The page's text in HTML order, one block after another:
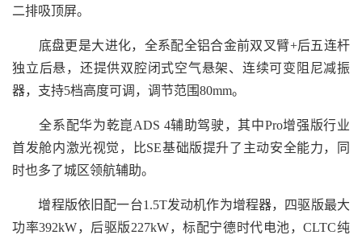
二排吸顶屏。
底盘更是大进化，全系配全铝合金前双叉臂+后五连杆
独立后悬，还提供双腔闭式空气悬架、连续可变阻尼减振
器，支持5档高度可调，调节范围80mm。
全系配华为乾崑ADS 4辅助驾驶，其中Pro增强版行业
首发舱内激光视觉，比SE基础版提升了主动安全能力，同
时也多了城区领航辅助。
增程版依旧配一台1.5T发动机作为增程器，四驱版最大
功率392kW，后驱版227kW，标配宁德时代电池，CLTC纯